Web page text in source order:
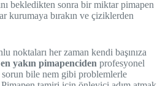
bekledikten sonra bir miktar pimapen
kurumaya bırakın ve çiziklerden
noktaları her zaman kendi başınıza
en yakın pimapenciden profesyonel
sorun bile nem gibi problemlerle